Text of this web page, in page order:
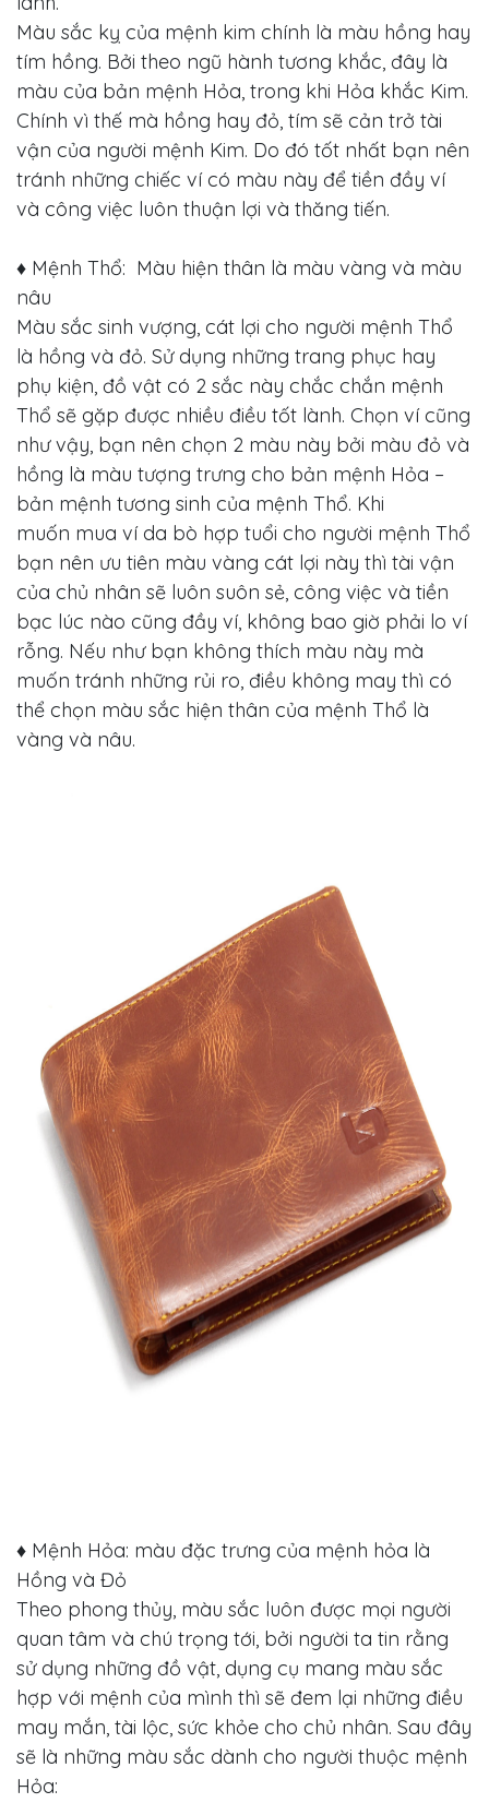
Màu sắc kỵ của mệnh kim chính là màu hồng hay
tím hồng. Bởi theo ngũ hành tương khắc, đây là
màu của bản mệnh Hỏa, trong khi Hỏa khắc Kim.
Chính vì thế mà hồng hay đỏ, tím sẽ cản trở tài
vận của người mệnh Kim. Do đó tốt nhất bạn nên
tránh những chiếc ví có màu này để tiền đầy ví
và công việc luôn thuận lợi và thăng tiến.
♦ Mệnh Thổ: Màu hiện thân là màu vàng và màu
nâu
Màu sắc sinh vượng, cát lợi cho người mệnh Thổ
là hồng và đỏ. Sử dụng những trang phục hay
phụ kiện, đồ vật có 2 sắc này chắc chắn mệnh
Thổ sẽ gặp được nhiều điều tốt lành. Chọn ví cũng
như vậy, bạn nên chọn 2 màu này bởi màu đỏ và
hồng là màu tượng trưng cho bản mệnh Hỏa –
bản mệnh tương sinh của mệnh Thổ. Khi
muốn mua ví da bò hợp tuổi cho người mệnh Thổ
bạn nên ưu tiên màu vàng cát lợi này thì tài vận
của chủ nhân sẽ luôn suôn sẻ, công việc và tiền
bạc lúc nào cũng đầy ví, không bao giờ phải lo ví
rỗng. Nếu như bạn không thích màu này mà
muốn tránh những rủi ro, điều không may thì có
thể chọn màu sắc hiện thân của mệnh Thổ là
vàng và nâu.
♦ Mệnh Hỏa: màu đặc trưng của mệnh hỏa là
Hồng và Đỏ
Theo phong thủy, màu sắc luôn được mọi người
quan tâm và chú trọng tới, bởi người ta tin rằng
sử dụng những đồ vật, dụng cụ mang màu sắc
hợp với mệnh của mình thì sẽ đem lại những điều
may mắn, tài lộc, sức khỏe cho chủ nhân. Sau đây
sẽ là những màu sắc dành cho người thuộc mệnh
Hỏa: